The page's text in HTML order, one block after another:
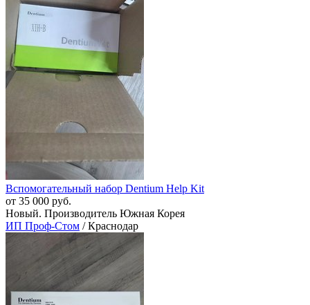
Вспомогательный набор Dentium Help Kit
от 35 000 руб.
Новый. Производитель Южная Корея
ИП Проф-Стом / Краснодар